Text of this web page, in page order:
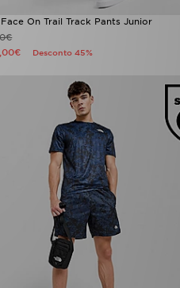
On Trail Track Pants Junior
Desconto 45%